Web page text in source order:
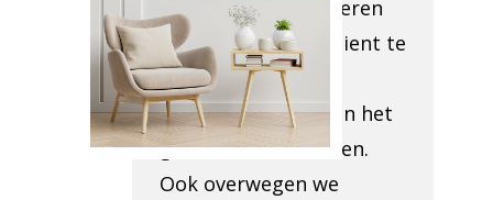
locatie om te evalueren
wat er verwijderd dient te
worden en om de
toegankelijkheid van het
gebied te beoordelen.
Ook overwegen we